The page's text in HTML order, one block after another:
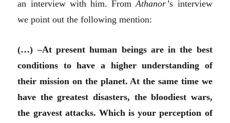
an interview with him. FromAthanor’s interview
we point out the following mention:
(…) –At present human beings are in the best
conditions to have a higher understanding of
their mission on the planet. At the same time we
have the greatest disasters, the bloodiest wars,
the gravest attacks. Which is your perception of